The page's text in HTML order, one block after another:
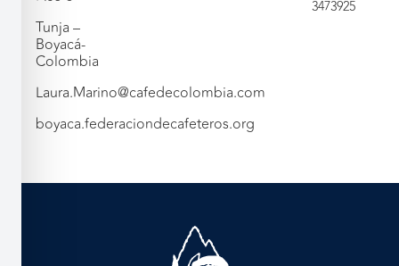
Tunja –
Boyacá-
Colombia
Laura.Marino@cafedecolombia.com
boyaca.federaciondecafeteros.org
3473925